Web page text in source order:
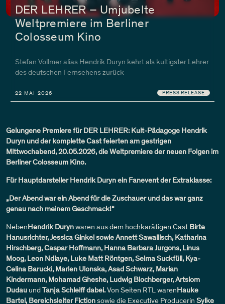
DER LEHRER – Umjubelte
Weltpremiere im Berliner
Colosseum Kino
Stefan Vollmer alias Hendrik Duryn kehrt als kultigster Lehrer
des deutschen Fernsehens zurück
22 MAI 2026 PRESS RELEASE
Gelungene Premiere für DER LEHRER: Kult-Pädagoge Hendrik
Duryn und der komplette Cast feierten am gestrigen
Mittwochabend, 20.05.2026, die Weltpremiere der neuen Folgen im
Berliner Colosseum Kino.
Für Hauptdarsteller Hendrik Duryn ein Fanevent der Extraklasse:
„Der Abend war ein Abend für die Zuschauer und das war ganz
genau nach meinem Geschmack!“
Neben Hendrik Duryn waren aus dem hochkarätigen Cast Birte
Hanusrichter, Jessica Ginkel sowie Annett Sawallisch, Katharina
Hirschberg, Caspar Hoffmann, Hanna Barbara Jurgons, Linus
Moog, Leon Ndiaye, Luke Matt Röntgen, Selma Suckfüll, Kya-
Celina Barucki, Marlen Ulonska, Asad Schwarz, Marian
Kindermann, Mohamad Gheshe, Ludwig Blochberger, Artsiom
Dudau und Tanja Schleiff dabei. Von Seiten RTL waren Hauke
Bartel, Bereichsleiter Fiction sowie die Executive Producerin Sylke